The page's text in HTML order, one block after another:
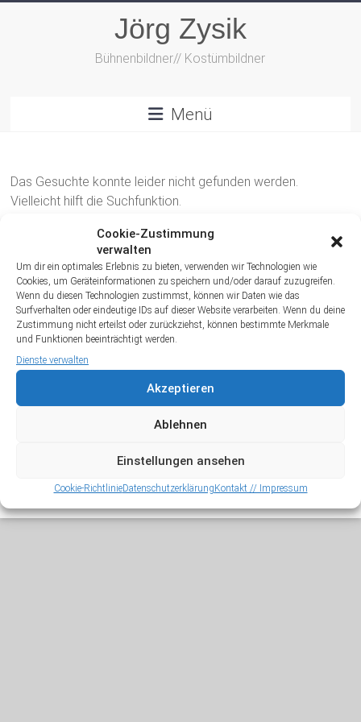
Cookie-Zustimmung
verwalten
Um dir ein optimales Erlebnis zu bieten, verwenden wir Technologien wie
Cookies, um Geräteinformationen zu speichern und/oder darauf zuzugreifen.
Wenn du diesen Technologien zustimmst, können wir Daten wie das
Surfverhalten oder eindeutige IDs auf dieser Website verarbeiten. Wenn du deine
Zustimmung nicht erteilst oder zurückziehst, können bestimmte Merkmale
und Funktionen beeinträchtigt werden.
Dienste verwalten
Akzeptieren
Ablehnen
Einstellungen ansehen
Cookie-RichtlinieDatenschutzerklärung Kontakt // Impressum
Jörg Zysik
Bühnenbildner// Kostümbildner
Menü
Das Gesuchte konnte leider nicht gefunden werden.
Vielleicht hilft die Suchfunktion.
Archiv
Copyright © 2026 Jörg Zysik. Alle Rechte vorbehalten.